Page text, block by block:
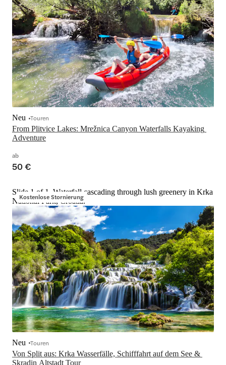
From Plitvice Lakes: Mrežnica Canyon Waterfalls Kayaking
Adventure
Neu Touren
ab
50 €
Kostenlose Stornierung
Slide 1 of 1, Waterfall cascading through lush greenery in Krka
National Park, Croatia.
Von Split aus: Krka Wasserfälle, Schifffahrt auf dem See &
Skradin Altstadt Tour
Neu Touren